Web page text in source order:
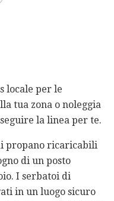
locale per le
tua zona o noleggia
la linea per te.
propano ricaricabili
di un posto
I serbatoi di
in un luogo sicuro